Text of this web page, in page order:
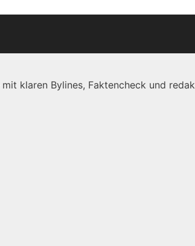
klaren Bylines, Faktencheck und